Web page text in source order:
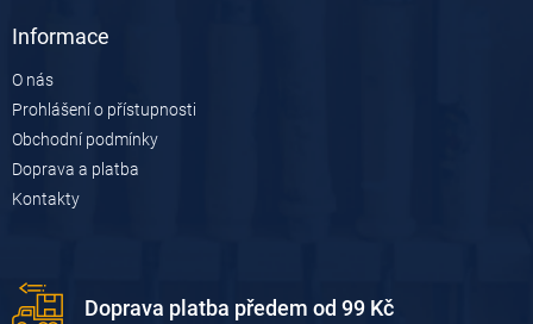
Informace
O nás
Prohlášení o přístupnosti
Obchodní podmínky
Doprava a platba
Kontakty
Doprava platba předem od 99 Kč